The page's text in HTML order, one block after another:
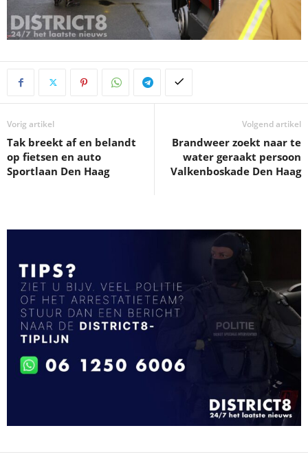
Vorig artikel
Tak breekt af en belandt
op fietsen en auto
Sportlaan Den Haag
Volgend artikel
Brandweer zoekt naar te
water geraakt persoon
Valkenboskade Den Haag